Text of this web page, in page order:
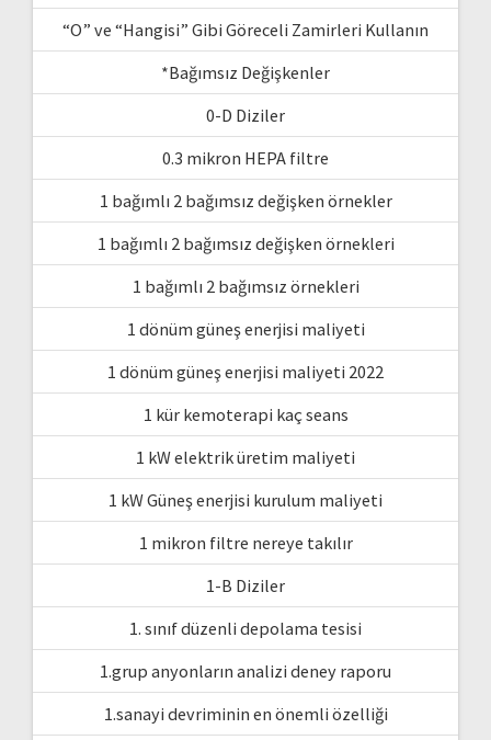
“O” ve “Hangisi” Gibi Göreceli Zamirleri Kullanın
*Bağımsız Değişkenler
0-D Diziler
0.3 mikron HEPA filtre
1 bağımlı 2 bağımsız değişken örnekler
1 bağımlı 2 bağımsız değişken örnekleri
1 bağımlı 2 bağımsız örnekleri
1 dönüm güneş enerjisi maliyeti
1 dönüm güneş enerjisi maliyeti 2022
1 kür kemoterapi kaç seans
1 kW elektrik üretim maliyeti
1 kW Güneş enerjisi kurulum maliyeti
1 mikron filtre nereye takılır
1-B Diziler
1. sınıf düzenli depolama tesisi
1.grup anyonların analizi deney raporu
1.sanayi devriminin en önemli özelliği